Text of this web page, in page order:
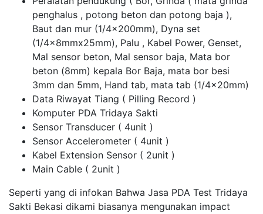
penghalus , potong beton dan potong baja ),
Baut dan mur (1/4x200mm), Dyna set
(1/4x8mmx25mm), Palu , Kabel Power, Genset,
Mal sensor beton, Mal sensor baja, Mata bor
beton (8mm) kepala Bor Baja, mata bor besi
3mm dan 5mm, Hand tab, mata tab (1/4x20mm)
Data Riwayat Tiang ( Pilling Record )
Komputer PDA Tridaya Sakti
Sensor Transducer ( 4unit )
Sensor Accelerometer ( 4unit )
Kabel Extension Sensor ( 2unit )
Main Cable ( 2unit )
Seperti yang di infokan Bahwa Jasa PDA Test Tridaya
Sakti Bekasi dikami biasanya mengunakan impact